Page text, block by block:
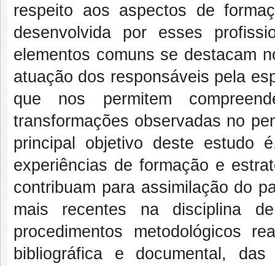
respeito aos aspectos de
desenvolvida por esses
elementos comuns se destacam
atuação dos responsáveis pela
que nos permitem
transformações observadas no
principal objetivo deste estudo
experiências de formação e
contribuam para assimilação do
mais recentes na disciplina
procedimentos metodológicos
bibliográfica e documental,